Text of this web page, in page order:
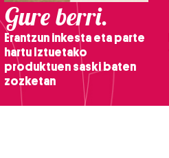
Gure berri.
Erantzun inkesta eta parte
hartu Iztuetako
produktuen saski baten
zozketan